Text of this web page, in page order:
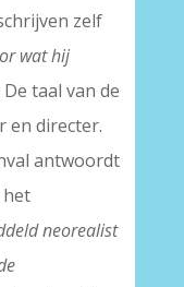
zelf
wat hij
taal van de
en directer.
antwoordt
het
neorealist